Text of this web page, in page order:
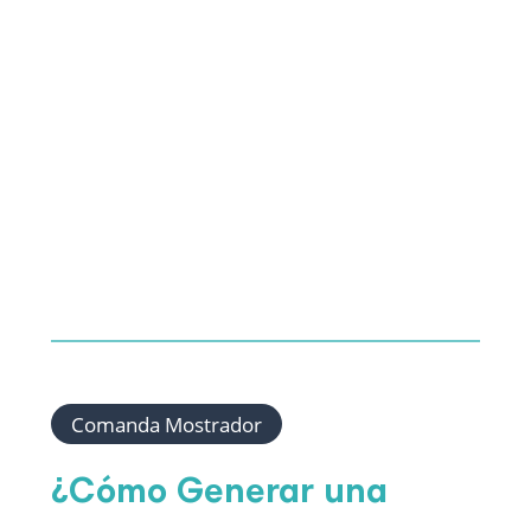
Comanda Mostrador
¿Cómo Generar una